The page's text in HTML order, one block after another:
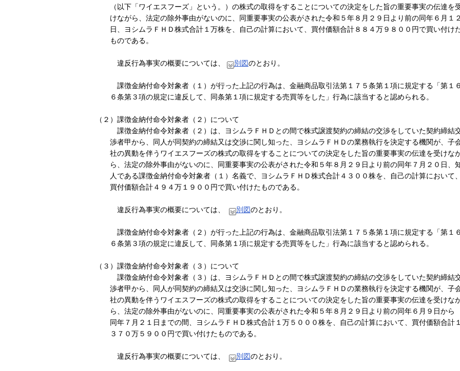
（以下「ワイエスフーズ」という。）の株式の取得をすることについての決定をした旨の重要事実の伝達を
けながら、法定の除外事由がないのに、同重要事実の公表がされた令和５年８月２９日より前の同年６月１
日、ヨシムラＦＨＤ株式合計１万株を、自己の計算において、買付価額合計８８４万９８００円で買い付け
ものである。
違反行為事実の概要については、 別図のとおり。
課徴金納付命令対象者（１）が行った上記の行為は、金融商品取引法第１７５条第１項に規定する「第１
６条第３項の規定に違反して、同条第１項に規定する売買等をした」行為に該当すると認められる。
（２）課徴金納付命令対象者（２）について
課徴金納付命令対象者（２）は、ヨシムラＦＨＤとの間で株式譲渡契約の締結の交渉をしていた契約締結
渉者甲から、同人が同契約の締結又は交渉に関し知った、ヨシムラＦＨＤの業務執行を決定する機関が、子
社の異動を伴うワイエスフーズの株式の取得をすることについての決定をした旨の重要事実の伝達を受けな
ら、法定の除外事由がないのに、同重要事実の公表がされた令和５年８月２９日より前の同年７月２０日、
人である課徴金納付命令対象者（１）名義で、ヨシムラＦＨＤ株式合計４３００株を、自己の計算において
買付価額合計４９４万１９００円で買い付けたものである。
違反行為事実の概要については、 別図のとおり。
課徴金納付命令対象者（２）が行った上記の行為は、金融商品取引法第１７５条第１項に規定する「第１
６条第３項の規定に違反して、同条第１項に規定する売買等をした」行為に該当すると認められる。
（３）課徴金納付命令対象者（３）について
課徴金納付命令対象者（３）は、ヨシムラＦＨＤとの間で株式譲渡契約の締結の交渉をしていた契約締結
渉者甲から、同人が同契約の締結又は交渉に関し知った、ヨシムラＦＨＤの業務執行を決定する機関が、子
社の異動を伴うワイエスフーズの株式の取得をすることについての決定をした旨の重要事実の伝達を受けな
ら、法定の除外事由がないのに、同重要事実の公表がされた令和５年８月２９日より前の同年６月９日から
同年７月２１日までの間、ヨシムラＦＨＤ株式合計１万５０００株を、自己の計算において、買付価額合計
３７０万５９００円で買い付けたものである。
違反行為事実の概要については、 別図のとおり。